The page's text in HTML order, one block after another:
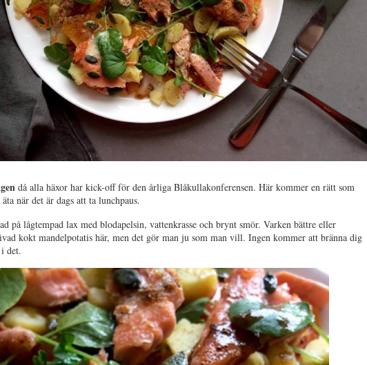
då alla häxor har kick-off för den årliga Blåkullakonferensen. Här kommer en rätt som
när det är dags att ta lunchpaus.
på lågtempad lax med blodapelsin, vattenkrasse och brynt smör. Varken bättre eller
kokt mandelpotatis här, men det gör man ju som man vill. Ingen kommer att bränna dig
det.